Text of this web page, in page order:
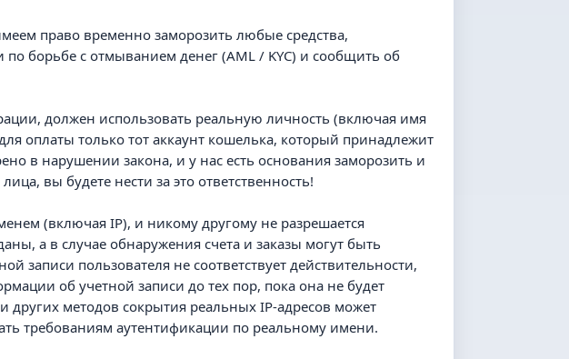
право временно заморозить любые средства,
борьбе с отмыванием денег (AML / KYC) и сообщить об
должен использовать реальную личность (включая имя
оплаты только тот аккаунт кошелька, который принадлежит
в нарушении закона, и у нас есть основания заморозить и
вы будете нести за это ответственность!
(включая IP), и никому другому не разрешается
а в случае обнаружения счета и заказы могут быть
пользователя не соответствует действительности,
об учетной записи до тех пор, пока она не будет
других методов сокрытия реальных IP-адресов может
требованиям аутентификации по реальному имени.